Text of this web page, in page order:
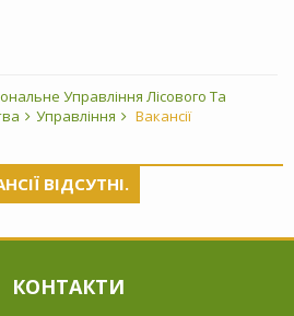
Управління Лісового Та
Управління Вакансії
ВІДСУТНІ.
КОНТАКТИ